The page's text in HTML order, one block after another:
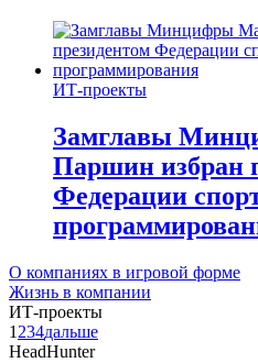
ИТ-проекты
Замглавы
Паршин избран
Федерации
О компаниях в игровой форме
Жизнь в компании
ИТ-проекты
1 234дальше
HeadHunter